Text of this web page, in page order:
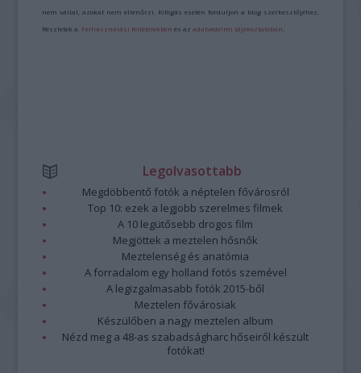
nem vállal, azokat nem ellenőrzi. Kifogás esetén forduljon a blog szerkesztőjéhez.
Részletek a Felhasználási feltételekben és azadatvédelmi tájékoztatóban
Legolvasottabb
Megdöbbentő fotók a néptelen fővárosról
Top 10: ezek a legjobb szerelmes filmek
A 10 legütősebb drogos film
Megjöttek a meztelen hősnők
Meztelenség és anatómia
A forradalom egy holland fotós szemével
A legizgalmasabb fotók 2015-ből
Meztelen fővárosiak
Készülőben a nagy meztelen album
Nézd meg a 48-as szabadságharc hőseiről készült
fotókat!